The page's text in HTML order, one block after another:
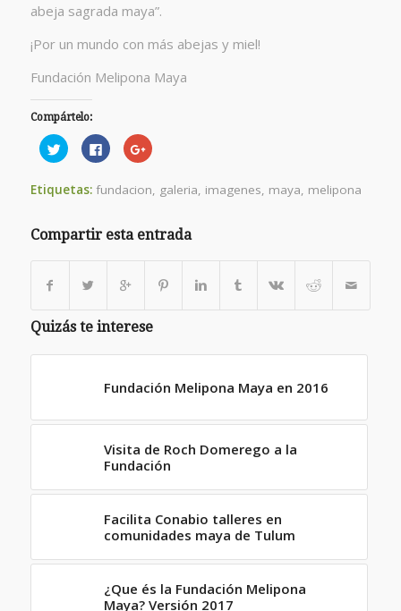
abeja sagrada maya”.
¡Por un mundo con más abejas y miel!
Fundación Melipona Maya
Compártelo:
Haz
clic
en
Twitter
en
una
nueva)
Haz
clic
en
Facebook
en
una
nueva)
Haz
clic
en
Google+
en
una
nueva)
Etiquetas: fundacion, galeria, imagenes, maya, melipona
Compartir esta entrada
Quizás te interese
Fundación Melipona Maya en 2016
Visita de Roch Domerego a la
Fundación
Facilita Conabio talleres en
comunidades maya de Tulum
¿Que és la Fundación Melipona
Maya? Versión 2017